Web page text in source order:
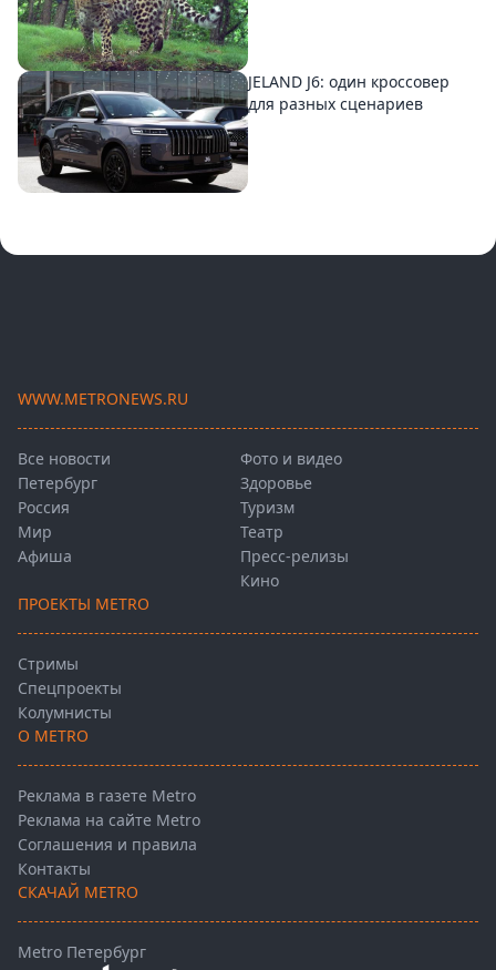
JELAND J6: один кроссовер
для разных сценариев
WWW.METRONEWS.RU
Все новости
Петербург
Россия
Мир
Афиша
Фото и видео
Здоровье
Туризм
Театр
Пресс-релизы
Кино
ПРОЕКТЫ METRO
Стримы
Спецпроекты
Колумнисты
О METRO
Реклама в газете Metro
Реклама на сайте Metro
Соглашения и правила
Контакты
СКАЧАЙ METRO
Metro Петербург